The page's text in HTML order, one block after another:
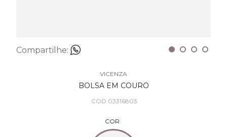
Compartilhe:
VICENZA
BOLSA EM COURO
COD 03316803
COR